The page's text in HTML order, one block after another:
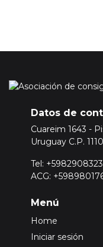
Datos de
Cuareim 1643 -
Uruguay C.P.
Tel:
ACG:
Menú
Home
Iniciar sesión